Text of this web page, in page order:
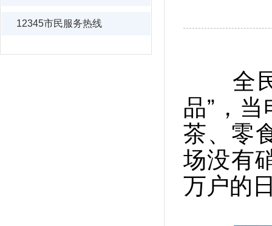
12345市民服务热线
全民
品”，
茶、零
场没有
万户的